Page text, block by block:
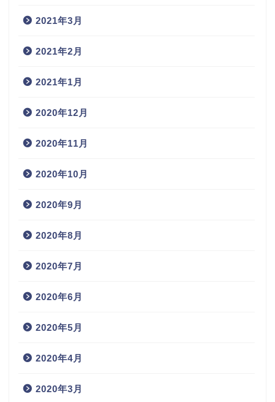
2021年3月
2021年2月
2021年1月
2020年12月
2020年11月
2020年10月
2020年9月
2020年8月
2020年7月
2020年6月
2020年5月
2020年4月
2020年3月